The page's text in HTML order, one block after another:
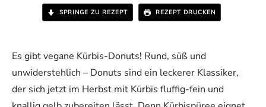
SPRINGE ZU REZEPT REZEPT DRUCKEN
Es gibt vegane Kürbis-Donuts! Rund, süß und
unwiderstehlich – Donuts sind ein leckerer Klassiker,
der sich jetzt im Herbst mit Kürbis fluffig-fein und